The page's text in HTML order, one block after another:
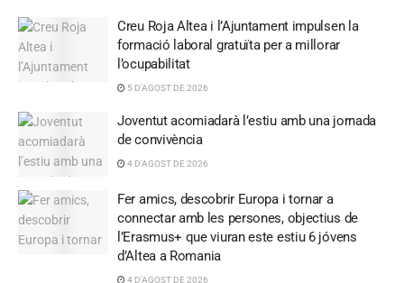
Creu Roja Altea i l’Ajuntament impulsen la
formació laboral gratuïta per a millorar
l’ocupabilitat
5 D'AGOST DE 2026
Joventut acomiadarà l’estiu amb una jornada
de convivència
4 D'AGOST DE 2026
Fer amics, descobrir Europa i tornar a
connectar amb les persones, objectius de
l’Erasmus+ que viuran este estiu 6 jóvens
d’Altea a Romania
4 D'AGOST DE 2026